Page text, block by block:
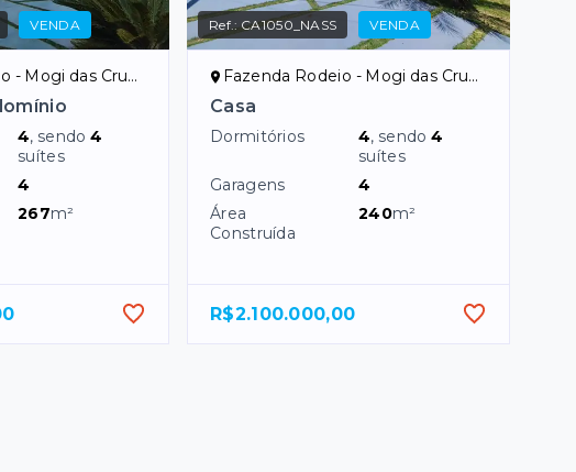
VENDA
das Cruzes/SP
4, sendo4
suítes
4
267m²
Ref.:CA1050_NASS VENDA
Fazenda Rodeio - Mogi das Cruzes/SP
Casa
Dormitórios 4, sendo4
suítes
Garagens
4
Área
Construída
240m²
R$2.100.000,00